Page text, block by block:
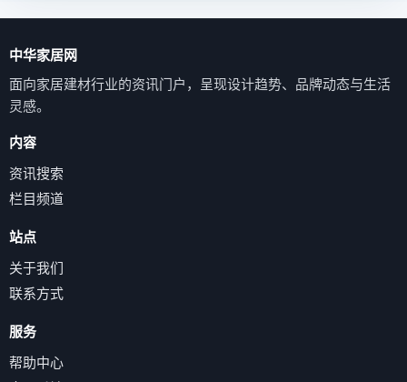
中华家居网
面向家居建材行业的资讯门户，呈现设计趋势、品牌动态与生活
灵感。
内容
资讯搜索
栏目频道
站点
关于我们
联系方式
服务
帮助中心